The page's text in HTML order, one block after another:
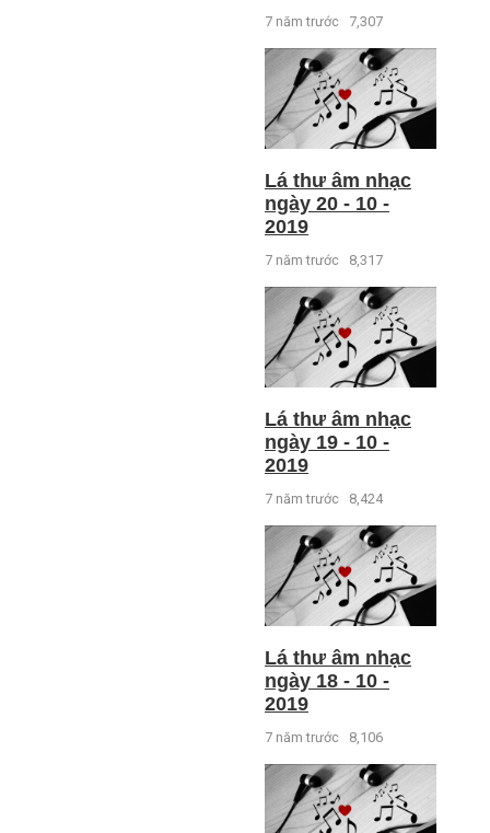
7 năm trước 7,307
Lá thư âm nhạc
ngày 20 - 10 -
2019
7 năm trước 8,317
Lá thư âm nhạc
ngày 19 - 10 -
2019
7 năm trước 8,424
Lá thư âm nhạc
ngày 18 - 10 -
2019
7 năm trước 8,106